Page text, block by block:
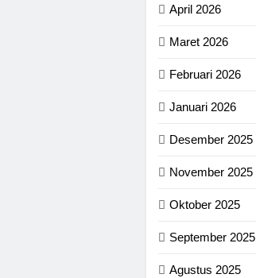
April 2026
Maret 2026
Februari 2026
Januari 2026
Desember 2025
November 2025
Oktober 2025
September 2025
Agustus 2025